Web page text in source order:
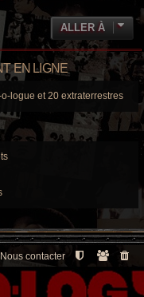
ALLER À
EN LIGNE
logue et 20 extraterrestres
Nous contacter